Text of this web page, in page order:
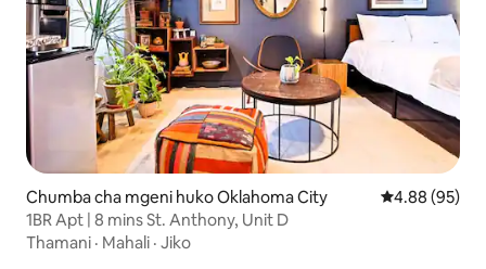
Chumba cha mgeni huko Oklahoma City Ukadiriaji wa
4.88 (95)
1BR Apt | 8 mins St. Anthony, Unit D
Thamani · Mahali · Jiko